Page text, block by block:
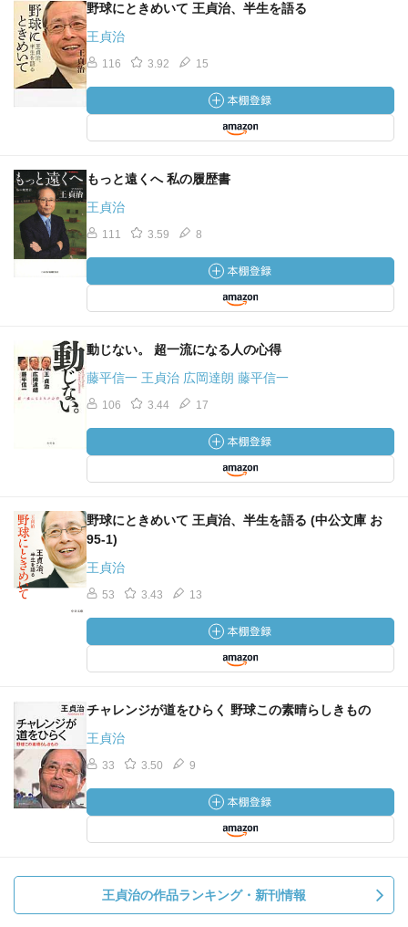
野球にときめいて 王貞治、半生を語る
王貞治
116 3.92 15
もっと遠くへ 私の履歴書
王貞治
111 3.59 8
動じない。 超一流になる人の心得
藤平信一 王貞治 広岡達朗 藤平信一
106 3.44 17
野球にときめいて 王貞治、半生を語る (中公文庫 お
95-1)
王貞治
53 3.43 13
チャレンジが道をひらく 野球この素晴らしきもの
王貞治
33 3.50 9
王貞治の作品ランキング・新刊情報